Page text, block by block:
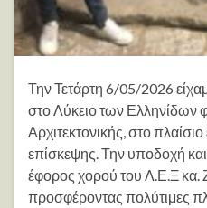
Την Τετάρτη 6/05/2026
στο Λύκειο των Ελληνίδων
Αρχιτεκτονικής, στο
επίσκεψης. Την υποδοχή
έφορος χορού του Λ.Ε.Ξ κα.
προσφέροντας πολύτιμες